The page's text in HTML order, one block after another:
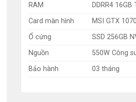
RAM
DDRR4
Card màn hình
MSI GTX
Ổ cứng
SSD 256GB
Nguồn
550W Công
Bảo hành
03 tháng